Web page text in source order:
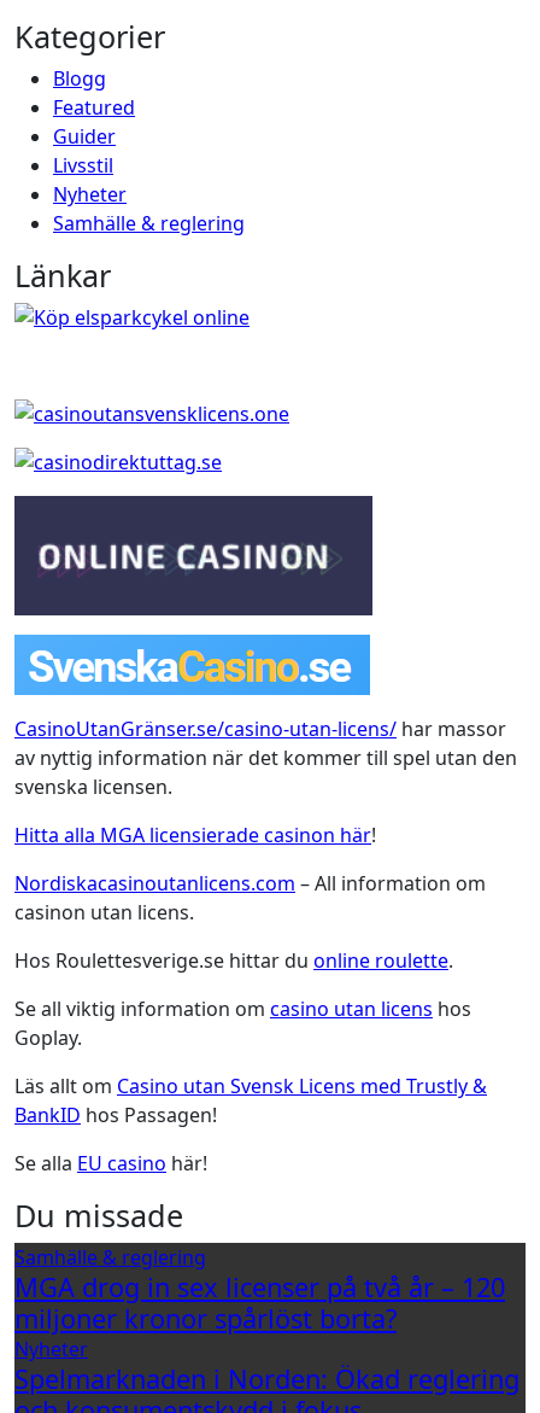
Kategorier
Blogg
Featured
Guider
Livsstil
Nyheter
Samhälle & reglering
Länkar
CasinoUtanGränser.se/casino-utan-licens/ har massor
av nyttig information när det kommer till spel utan den
svenska licensen.
Hitta alla MGA licensierade casinon här!
Nordiskacasinoutanlicens.com – All information om
casinon utan licens.
Hos Roulettesverige.se hittar du online roulette.
Se all viktig information om casino utan licens hos
Goplay.
Läs allt om Casino utan Svensk Licens med Trustly &
BankID hos Passagen!
Se alla EU casino här!
Du missade
Samhälle & reglering
MGA drog in sex licenser på två år – 120
miljoner kronor spårlöst borta?
Nyheter
Spelmarknaden i Norden: Ökad reglering